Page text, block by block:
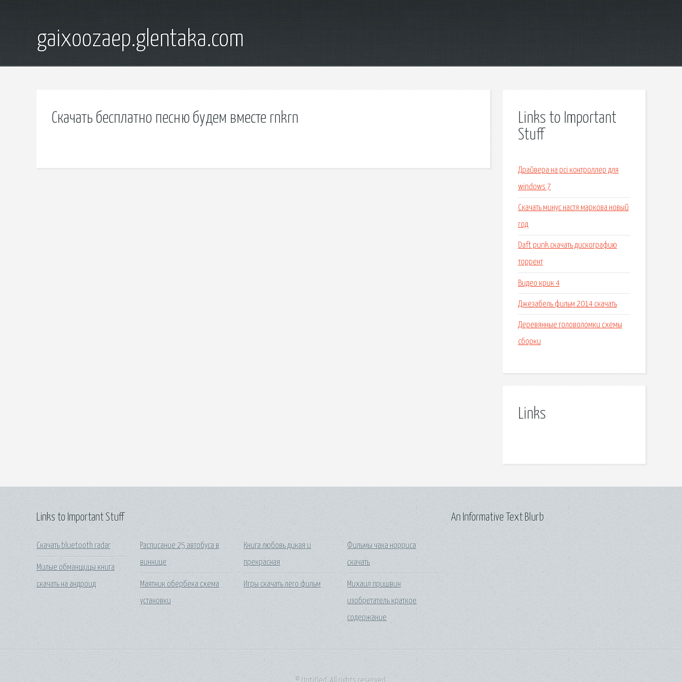
gaixoozaep.glentaka.com
Скачать бесплатно песню будем вместе rnkrn
Links to Important
Stuff
Драйвера на pci контроллер для
windows 7
Скачать минус настя маркова новый
год
Daft punk скачать дискографию
торрент
Видео крик 4
Джезабель фильм 2014 скачать
Деревянные головоломки схемы
сборки
Links
Links to Important Stuff
Скачать bluetooth radar
Милые обманщицы книга
скачать на андроид
Расписание 25 автобуса в
виннице
Маятник обербека схема
установки
Книга любовь дикая и
прекрасная
Игры скачать лего фильм
Фильмы чака норриса
скачать
Михаил пришвин
изобретатель краткое
содержание
An Informative Text Blurb